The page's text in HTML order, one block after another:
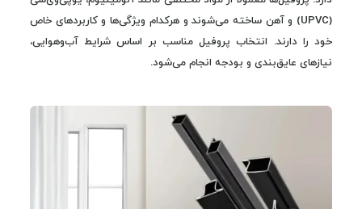
(UPVC) و آهن ساخته می‌شوند و هرکدام ویژگی‌ها و کاربردهای خاص
خود را دارند. انتخاب پروفیل مناسب بر اساس شرایط آب‌وهوایی،
نیازهای عایق‌بندی و بودجه انجام می‌شود.